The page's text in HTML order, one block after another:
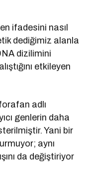
ifadesini nasıl
dediğimiz alanla
dizilimini
etkileyen
adlı
genlerin daha
Yani bir
aynı
da değiştiriyor